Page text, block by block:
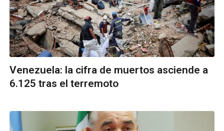
Venezuela: la cifra de muertos asciende a
6.125 tras el terremoto